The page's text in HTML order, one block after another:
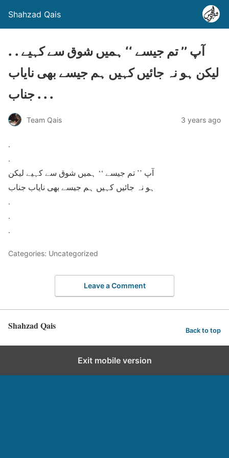
Shahzad Qais
. . آپ ’’ تم جیسے ‘‘ ہمیں شوق سے کہیے
لیکن ہو نہ جائیں کہیں ہم جیسے بھی نایاب
جناب . . .
Team Qais 3 years ago
.
.
آپ ’’ تم جیسے ‘‘ ہمیں شوق سے کہیے لیکن
ہو نہ جائیں کہیں ہم جیسے بھی نایاب جناب
.
.
.
Categories: Uncategorized
Leave a Comment
Shahzad Qais Back to top
Exit mobile version